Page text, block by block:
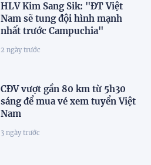
HLV Kim Sang Sik: "ĐT Việt
Nam sẽ tung đội hình mạnh
nhất trước Campuchia"
2 ngày trước
CĐV vượt gần 80 km từ 5h30
sáng để mua vé xem tuyển Việt
Nam
3 ngày trước